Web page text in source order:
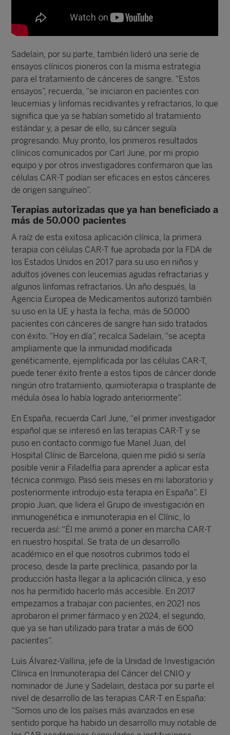
Sadelain, por su parte, también lideró una serie de
ensayos clínicos pioneros con la misma estrategia
para el tratamiento de cánceres de sangre. “Estos
ensayos”, recuerda, “se iniciaron en pacientes con
leucemias y linfomas recidivantes y refractarios, lo que
significa que ya se habían sometido al tratamiento
estándar y, a pesar de ello, su cáncer seguía
progresando. Muy pronto, los primeros resultados
clínicos comunicados por Carl June, por mi propio
equipo y por otros investigadores confirmaron que las
células CAR-T podían ser eficaces en estos cánceres
de origen sanguíneo”.
Terapias autorizadas que ya han beneficiado a
más de 50.000 pacientes
A raíz de esta exitosa aplicación clínica, la primera
terapia con células CAR-T fue aprobada por la FDA de
los Estados Unidos en 2017 para su uso en niños y
adultos jóvenes con leucemias agudas refractarias y
algunos linfomas refractarios. Un año después, la
Agencia Europea de Medicamentos autorizó también
su uso en la UE y hasta la fecha, más de 50.000
pacientes con cánceres de sangre han sido tratados
con éxito. “Hoy en día”, recalca Sadelain, “se acepta
ampliamente que la inmunidad modificada
genéticamente, ejemplificada por las células CAR-T,
puede tener éxito frente a estos tipos de cáncer donde
ningún otro tratamiento, quimioterapia o trasplante de
médula ósea lo había logrado anteriormente”.
En España, recuerda Carl June, “el primer investigador
español que se interesó en las terapias CAR-T y se
puso en contacto conmigo fue Manel Juan, del
Hospital Clínic de Barcelona, quien me pidió si sería
posible venir a Filadelfia para aprender a aplicar esta
técnica conmigo. Pasó seis meses en mi laboratorio y
posteriormente introdujo esta terapia en España”. El
propio Juan, que lidera el Grupo de investigación en
inmunogenética e inmunoterapia en el Clínic, lo
recuerda así: “Él me animó a poner en marcha CAR-T
en nuestro hospital. Se trata de un desarrollo
académico en el que nosotros cubrimos todo el
proceso, desde la parte preclínica, pasando por la
producción hasta llegar a la aplicación clínica, y eso
nos ha permitido hacerlo más accesible. En 2017
empezamos a trabajar con pacientes, en 2021 nos
aprobaron el primer fármaco y en 2024, el segundo,
que ya se han utilizado para tratar a más de 600
pacientes”.
Luis Álvarez-Vallina, jefe de la Unidad de Investigación
Clínica en Inmunoterapia del Cáncer del CNIO y
nominador de June y Sadelain, destaca por su parte el
nivel de desarrollo de las terapias CAR-T en España:
“Somos uno de los países más avanzados en ese
sentido porque ha habido un desarrollo muy notable de